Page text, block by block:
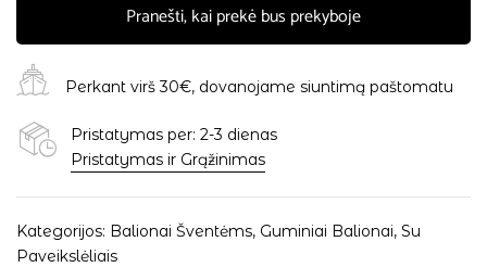
Pranešti, kai prekė bus prekyboje
Perkant virš 30€, dovanojame siuntimą paštomatu
Pristatymas per: 2-3 dienas
Pristatymas ir Grąžinimas
Kategorijos: Balionai Šventėms, Guminiai Balionai, Su
Paveikslėliais